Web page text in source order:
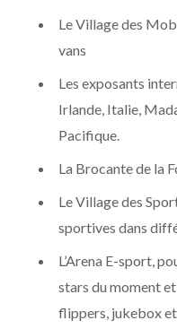
Le Village des
vans
Les exposants
Irlande, Italie,
Pacifique.
La Brocante de la
Le Village des
sportives dans
L’Arena E-sport,
stars du moment
flippers, jukebox et